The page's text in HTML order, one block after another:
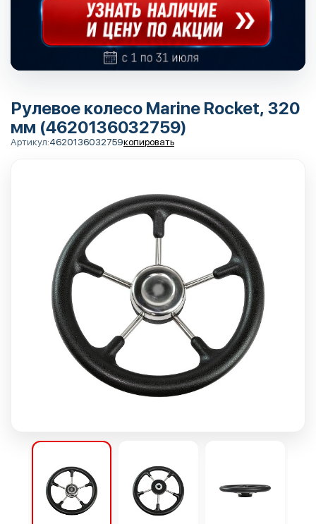
Рулевое колесо Marine Rocket, 320
мм (4620136032759)
Артикул:4620136032759копировать